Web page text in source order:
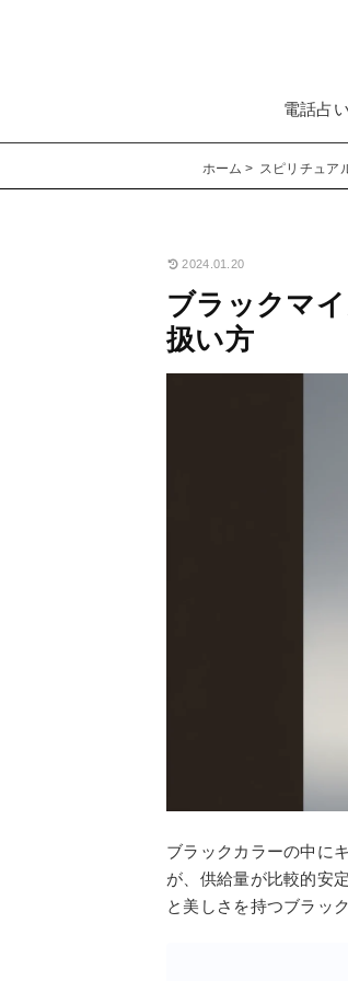
電話占い
ホーム スピリチュア
2024.01.20
ブラックマ
扱い方
ブラックカラーの中に
が、供給量が比較的安
と美しさを持つブラッ